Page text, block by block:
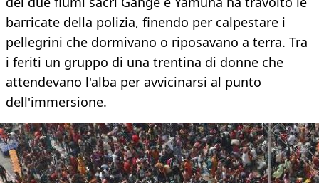
barricate della polizia, finendo per calpestare i
pellegrini che dormivano o riposavano a terra. Tra
i feriti un gruppo di una trentina di donne che
attendevano l'alba per avvicinarsi al punto
dell'immersione.